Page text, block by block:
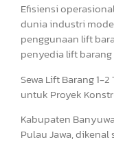
Efisiensi
dunia industri
penggunaan lift
penyedia lift
Sewa Lift Barang 1-
untuk Proyek
Kabupaten
Pulau Jawa, dikenal